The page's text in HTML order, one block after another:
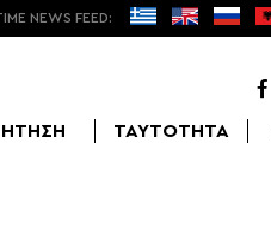
NEWS FEED:
ΤΑΥΤΟΤΗΤΑ